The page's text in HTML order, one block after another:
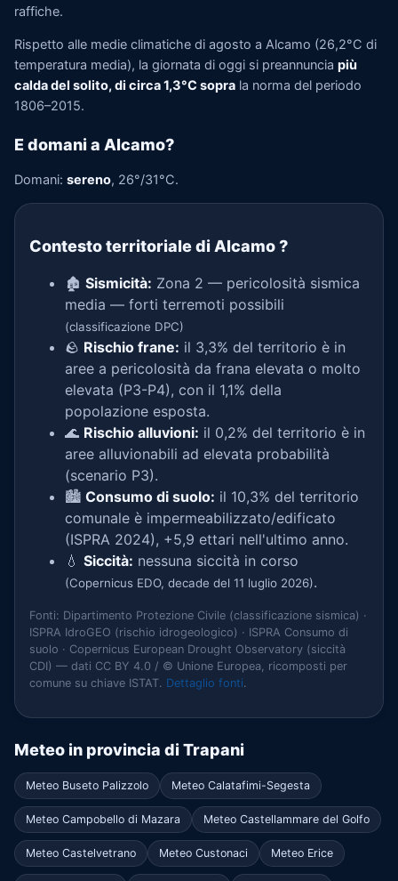
raffiche.
Rispetto alle medie climatiche di agosto a Alcamo (26,2°C di
temperatura media), la giornata di oggi si preannuncia più
calda del solito, di circa 1,3°C sopra la norma del periodo
1806–2015.
E domani a Alcamo?
Domani: sereno, 26°/31°C.
Contesto territoriale di Alcamo?
🏚️ Sismicità: Zona 2 — pericolosità sismica
media — forti terremoti possibili
(classificazione DPC)
🪨 Rischio frane: il 3,3% del territorio è in
aree a pericolosità da frana elevata o molto
elevata (P3-P4), con il 1,1% della
popolazione esposta.
🌊 Rischio alluvioni: il 0,2% del territorio è in
aree alluvionabili ad elevata probabilità
(scenario P3).
🏙️ Consumo di suolo: il 10,3% del territorio
comunale è impermeabilizzato/edificato
(ISPRA 2024), +5,9 ettari nell'ultimo anno.
💧 Siccità: nessuna siccità in corso
(Copernicus EDO, decade del 11 luglio 2026).
Fonti: Dipartimento Protezione Civile (classificazione sismica) ·
ISPRA IdroGEO (rischio idrogeologico) · ISPRA Consumo di
suolo · Copernicus European Drought Observatory (siccità
CDI) — dati CC BY 4.0 / © Unione Europea, ricomposti per
comune su chiave ISTAT. Dettaglio fonti.
Meteo in provincia di Trapani
Meteo Buseto Palizzolo Meteo Calatafimi-Segesta
Meteo Campobello di Mazara Meteo Castellammare del Golfo
Meteo Castelvetrano Meteo Custonaci Meteo Erice